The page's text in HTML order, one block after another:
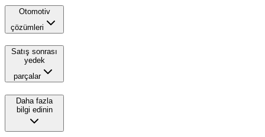
Otomotiv
çözümleri
Satış sonrası
yedek
parçalar
Daha fazla
bilgi edinin